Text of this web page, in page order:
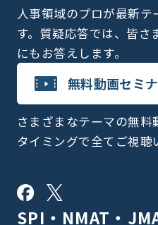
人事領域のプロが最新テ
す。質疑応答では、皆さ
にもお答えします。
無料動画セミ
さまざまなテーマの無
タイミングで全てご視聴
SPI・NMAT・